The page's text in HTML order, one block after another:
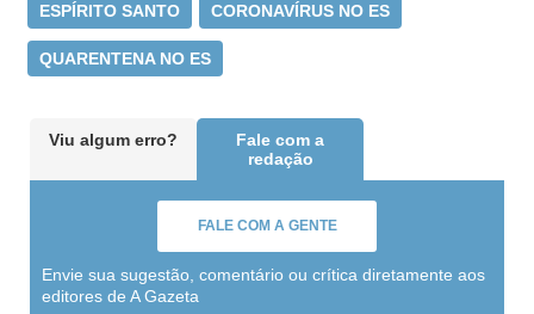
ESPÍRITO SANTO CORONAVÍRUS NO ES
QUARENTENA NO ES
Viu algum erro?
Fale com a
redação
FALE COM A GENTE
Envie sua sugestão, comentário ou crítica diretamente aos
editores de A Gazeta